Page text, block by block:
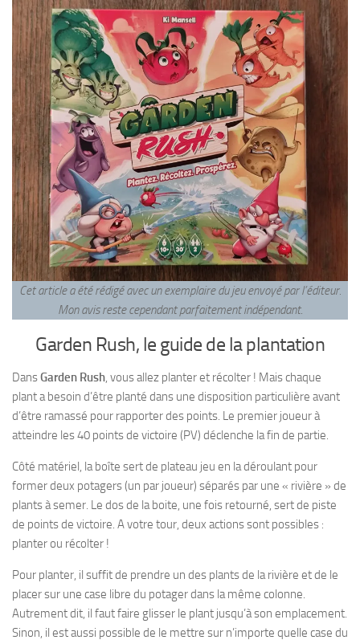
Cet article a été rédigé avec un exemplaire du jeu envoyé par l’éditeur.
Mon avis reste cependant parfaitement indépendant.
Garden Rush, le guide de la plantation
DansGarden Rush, vous allez planter et récolter ! Mais chaque
plant a besoin d’être planté dans une disposition particulière avant
d’être ramassé pour rapporter des points. Le premier joueur à
atteindre les 40 points de victoire (PV) déclenche la fin de partie.
Côté matériel, la boîte sert de plateau jeu en la déroulant pour
former deux potagers (un par joueur) séparés par une « rivière » de
plants à semer. Le dos de la boite, une fois retourné, sert de piste
de points de victoire. A votre tour, deux actions sont possibles :
planter ou récolter !
Pour planter, il suffit de prendre un des plants de la rivière et de le
placer sur une case libre du potager dans la même colonne.
Autrement dit, il faut faire glisser le plant jusqu’à son emplacement.
Sinon, il est aussi possible de le mettre sur n’importe quelle case du